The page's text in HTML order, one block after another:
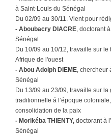
à Saint-Louis du Sénégal
Du 02/09 au 30/11. Vient pour
- Aboubacry DIACRE, doctorant
Sénégal
Du 10/09 au 10/12, travaille sur
Afrique de l'ouest
- Abou Adolph DIEME, chercheur
Sénégal
Du 13/09 au 23/09, travaille sur
traditionnelle á l’époque
consolidation de la paix
- Morikéba THIENTY, doctorant à
Sénégal